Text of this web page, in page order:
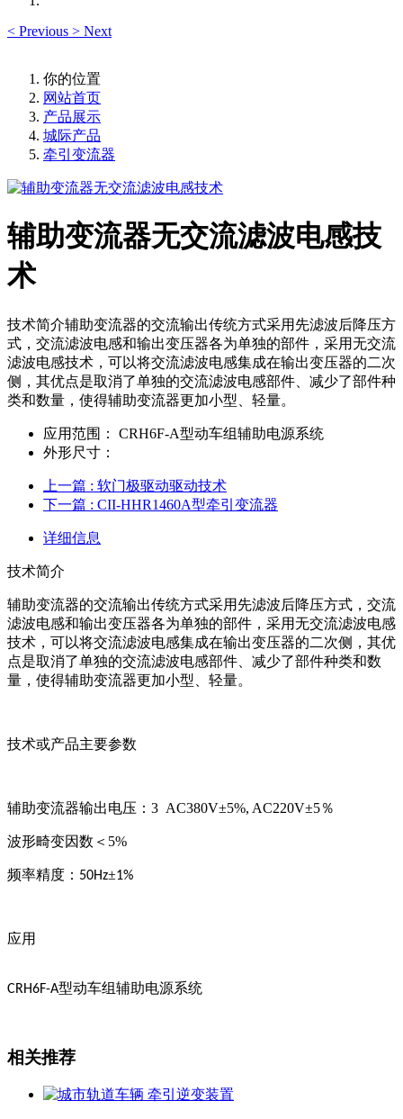
< Previous > Next
你的位置
网站首页
产品展示
城际产品
牵引变流器
辅助变流器无交流滤波电感技
术
技术简介辅助变流器的交流输出传统方式采用先滤波后降压方
式，交流滤波电感和输出变压器各为单独的部件，采用无交流
滤波电感技术，可以将交流滤波电感集成在输出变压器的二次
侧，其优点是取消了单独的交流滤波电感部件、减少了部件种
类和数量，使得辅助变流器更加小型、轻量。
应用范围：
CRH6F-A型动车组辅助电源系统
外形尺寸：
上一篇 : 软门极驱动驱动技术
下一篇 : CII-HHR1460A型牵引变流器
详细信息
技术简介
辅助变流器的交流输出传统方式采用先滤波后降压方式，交流
滤波电感和输出变压器各为单独的部件，采用无交流滤波电感
技术，可以将交流滤波电感集成在输出变压器的二次侧，其优
点是取消了单独的交流滤波电感部件、减少了部件种类和数
量，使得辅助变流器更加小型、轻量。
技术或产品主要参数
辅助变流器输出电压： 3 AC380V±5%, AC220V±5％
波形畸变因数＜ 5%
频率精度： 50Hz±1%
应用
CRH6F-A型动车组辅助电源系统
相关推荐